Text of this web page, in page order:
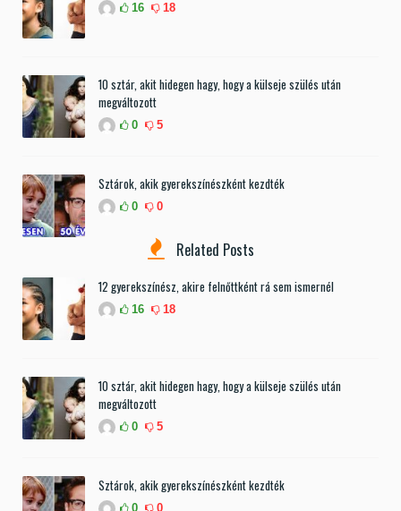
16 18
10 sztár, akit hidegen hagy, hogy a külseje szülés után
megváltozott
0 5
Sztárok, akik gyerekszínészként kezdték
0 0
Related Posts
12 gyerekszínész, akire felnőttként rá sem ismernél
16 18
10 sztár, akit hidegen hagy, hogy a külseje szülés után
megváltozott
0 5
Sztárok, akik gyerekszínészként kezdték
0 0